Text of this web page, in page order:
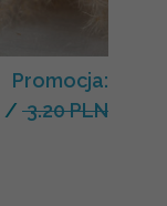
Promocja:
/ 3.20 PLN